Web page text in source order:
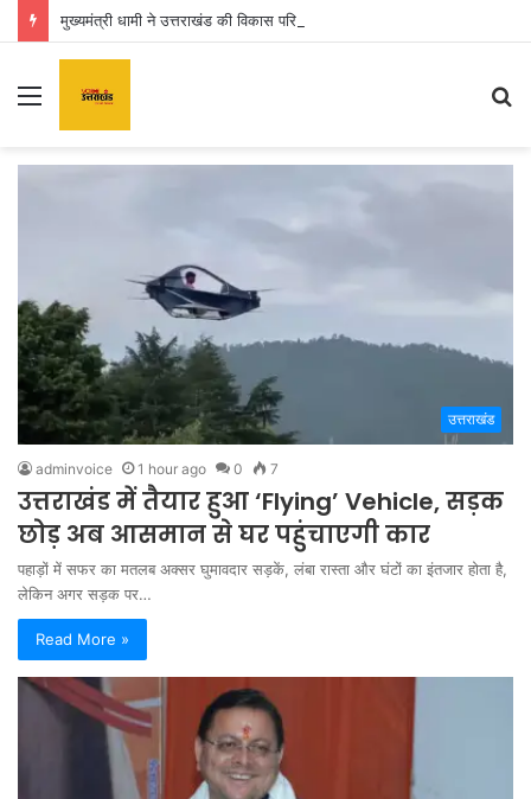
Menu
उत्तराखंड
adminvoice 1 hour ago 0 7
उत्तराखंड में तैयार हुआ ‘Flying’ Vehicle, सड़क
छोड़ अब आसमान से घर पहुंचाएगी कार
पहाड़ों में सफर का मतलब अक्सर घुमावदार सड़कें, लंबा रास्ता और घंटों का इंतजार होता है,
लेकिन अगर सड़क पर…
Read More »